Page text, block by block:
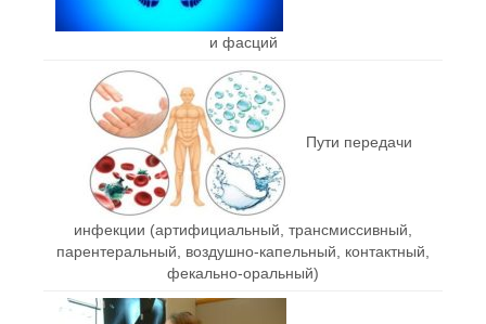
и фасций
Пути передачи
инфекции (артифициальный, трансмиссивный,
парентеральный, воздушно-капельный, контактный,
фекально-оральный)